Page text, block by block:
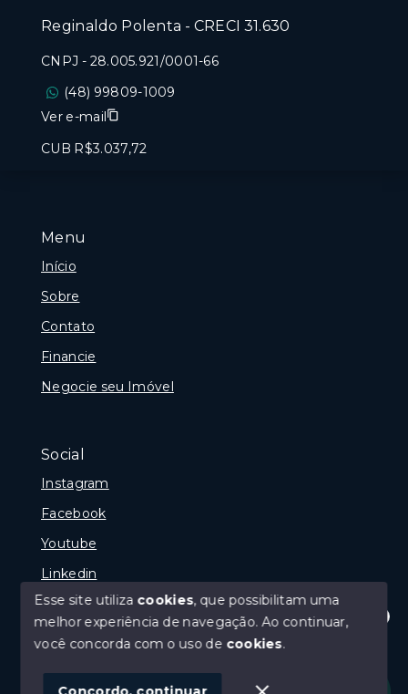
Olá! Estamos disponíveis para te ajudar.
Menu
Início
Sobre
Contato
Financie
Negocie seu Imóvel
Social
Instagram
Facebook
Youtube
Linkedin
© Copyright 2026 - Reginaldo Polenta - CRECI 31.630
Reginaldo Polenta - CRECI 31.630
CNPJ - 28.005.921/0001-66
(48) 99809-1009
Ver e-mail
CUB R$3.037,72
Esse site utiliza cookies, que possibilitam uma
melhor experiência de navegação.Ao continuar,
você concorda com o uso de cookies.